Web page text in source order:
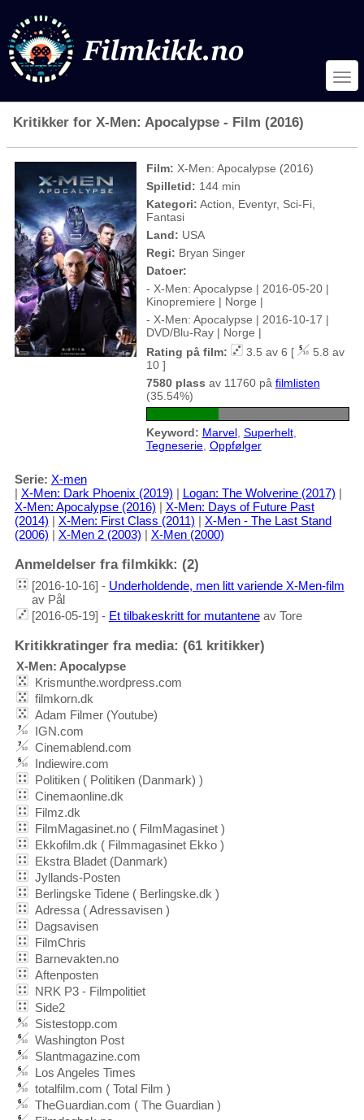
Kritikker for X-Men: Apocalypse - Film (2016)
Film: X-Men: Apocalypse (2016)
Spilletid: 144 min
Kategori: Action, Eventyr, Sci-Fi,
Fantasi
Land: USA
Regi: Bryan Singer
Datoer:
- X-Men: Apocalypse | 2016-05-20 |
Kinopremiere | Norge |
- X-Men: Apocalypse | 2016-10-17 |
DVD/Blu-Ray | Norge |
Rating på film:
3.5 av 6 [
5.8 av
10 ]
7580 plass av 11760 på filmlisten
(35.54%)
Keyword: Marvel, Superhelt,
Tegneserie, Oppfølger
Serie: X-men
| X-Men: Dark Phoenix (2019) | Logan: The Wolverine (2017) |
X-Men: Apocalypse (2016) | X-Men: Days of Future Past
(2014) | X-Men: First Class (2011) | X-Men - The Last Stand
(2006) | X-Men 2 (2003) | X-Men (2000)
Anmeldelser fra filmkikk: (2)
[2016-10-16] - Underholdende, men litt variende X-Men-film
av Pål
[2016-05-19] - Et tilbakeskritt for mutanteneav Tore
Kritikkratinger fra media: (61 kritikker)
X-Men: Apocalypse
Krismunthe.wordpress.com
filmkorn.dk
Adam Filmer (Youtube)
IGN.com
Cinemablend.com
Indiewire.com
Politiken ( Politiken (Danmark) )
Cinemaonline.dk
Filmz.dk
FilmMagasinet.no ( FilmMagasinet )
Ekkofilm.dk ( Filmmagasinet Ekko )
Ekstra Bladet (Danmark)
Jyllands-Posten
Berlingske Tidene ( Berlingske.dk )
Adressa ( Adressavisen )
Dagsavisen
FilmChris
Barnevakten.no
Aftenposten
NRK P3 - Filmpolitiet
Side2
Sistestopp.com
Washington Post
Slantmagazine.com
Los Angeles Times
totalfilm.com ( Total Film )
TheGuardian.com ( The Guardian )